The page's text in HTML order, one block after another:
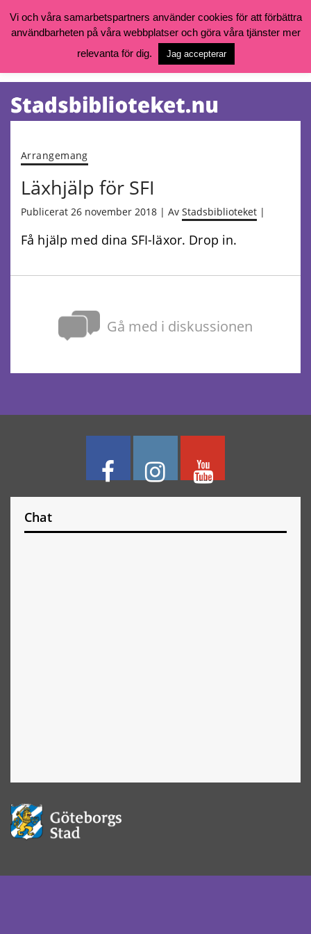
Vill du söka böcker, logga in på ditt bibliotekskonto eller nå övriga
goteborg.se/bibliotek
Öppettider, katalog och kontakt
Tjänster
Arrangemang
Läxhjälp för SFI
Publicerat 26 november 2018 | Av Stadsbiblioteket |
Få hjälp med dina SFI-läxor. Drop in.
Gå med i diskussionen
Chat
Vi och våra samarbetspartners använder cookies för att förbättra
användbarheten på våra webbplatser och göra våra tjänster mer
relevanta för dig.
Jag accepterar